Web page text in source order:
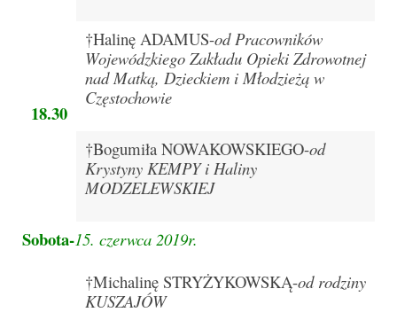
Pierwsza Komunia Święta – Grupa 3
Boże Ciało
Uroczystość Św. Jakuba Apostoła 2020
Wizytacja Kanoniczna 21.06.2020
MIŁOSIERDZIA BOŻEGO
18.30
†Halinę ADAMUS-od Pracowników
Wojewódzkiego Zakładu Opieki Zdrowotnej
nad Matką, Dzieckiem i Młodzieżą w
Częstochowie
†Bogumiła NOWAKOWSKIEGO-od
Krystyny KEMPY i Haliny
MODZELEWSKIEJ
Sobota-15. czerwca 2019r.
†Michalinę STRYŻYKOWSKĄ-od rodziny
KUSZAJÓW